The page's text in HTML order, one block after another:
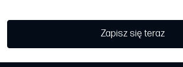
Zapisz się teraz